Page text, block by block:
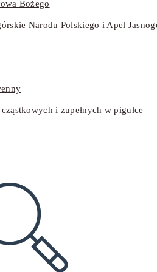
Bożego
Narodu Polskiego i Apel
i zupełnych w pigułce